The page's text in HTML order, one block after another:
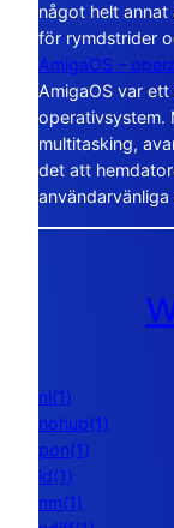
något helt annat
för rymdstrider
AmigaOS –
AmigaOS var
operativsystem.
multitasking,
det att
nl(1)
nohup(1)
pon(1)
ld(1)
nm(1)